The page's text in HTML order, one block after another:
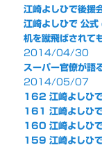
江崎よしひで後
江崎よしひで 公
机を蹴飛ばされて
2014/04/30
スーパー官僚が語
2014/05/07
162 江崎よしひ
161 江崎よしひ
160 江崎よしひ
159 江崎よしひで